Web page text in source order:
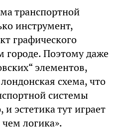
транспортной
инструмент,
графического
городе. Поэтому даже
элементов,
схема, что
системы
эстетика тут играет
логика».